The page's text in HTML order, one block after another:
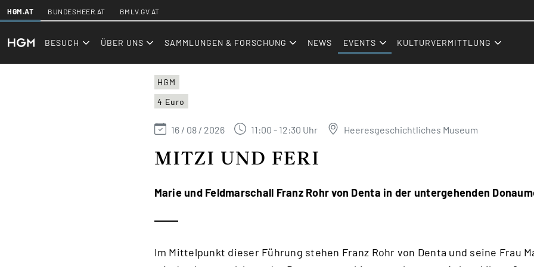
SKIPLINKS
HGM.AT BUNDESHEER.AT BMLV.GV.AT
BESUCH ÜBER UNS SAMMLUNGEN & FORSCHUNG NEWS EVENTS KULTURVERMITTLUNG
hgm.at Events
HGM
4 Euro
16 / 08 / 2026 11:00 - 12:30 Uhr Heeresgeschichtliches Museum
MITZI UND FERI
Marie und Feldmarschall Franz Rohr von Denta in der untergehenden
Im Mittelpunkt dieser Führung stehen Franz Rohr von Denta und seine Frau